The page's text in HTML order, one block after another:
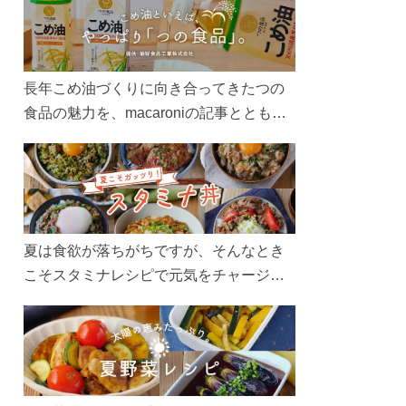
長年こめ油づくりに向き合ってきたつの
食品の魅力を、macaroniの記事とともに
ん、製造現場や品質へのこだわりまで。
こめ油をもっと好きになるコンテンツを
ぜひお楽しみください。
夏は食欲が落ちがちですが、そんなとき
こそスタミナレシピで元気をチャージ！
リ食べて、夏バテを吹き飛ばしましょ
う！